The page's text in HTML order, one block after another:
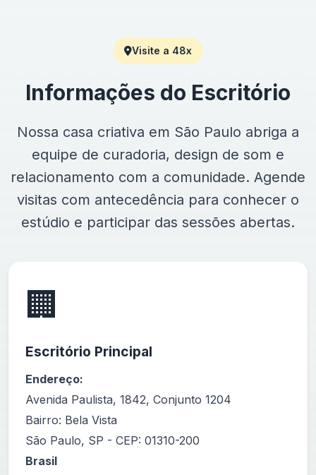
Visite a 48x
Informações do Escritório
Nossa casa criativa em São Paulo abriga a
equipe de curadoria, design de som e
relacionamento com a comunidade. Agende
visitas com antecedência para conhecer o
estúdio e participar das sessões abertas.
🏢
Escritório Principal
Endereço:
Avenida Paulista, 1842, Conjunto 1204
Bairro: Bela Vista
São Paulo, SP - CEP: 01310-200
Brasil